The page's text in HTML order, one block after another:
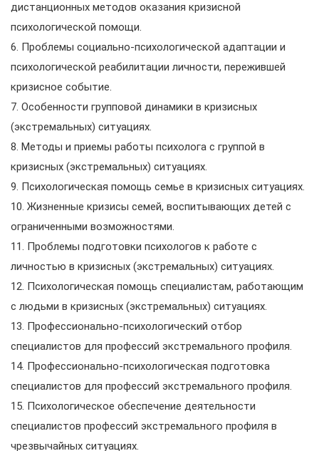
дистанционных методов оказания кризисной
психологической помощи.
6. Проблемы социально-психологической адаптации и
психологической реабилитации личности, пережившей
кризисное событие.
7. Особенности групповой динамики в кризисных
(экстремальных) ситуациях.
8. Методы и приемы работы психолога с группой в
кризисных (экстремальных) ситуациях.
9. Психологическая помощь семье в кризисных ситуациях.
10. Жизненные кризисы семей, воспитывающих детей с
ограниченными возможностями.
11. Проблемы подготовки психологов к работе с
личностью в кризисных (экстремальных) ситуациях.
12. Психологическая помощь специалистам, работающим
с людьми в кризисных (экстремальных) ситуациях.
13. Профессионально-психологический отбор
специалистов для профессий экстремального профиля.
14. Профессионально-психологическая подготовка
специалистов для профессий экстремального профиля.
15. Психологическое обеспечение деятельности
специалистов профессий экстремального профиля в
чрезвычайных ситуациях.